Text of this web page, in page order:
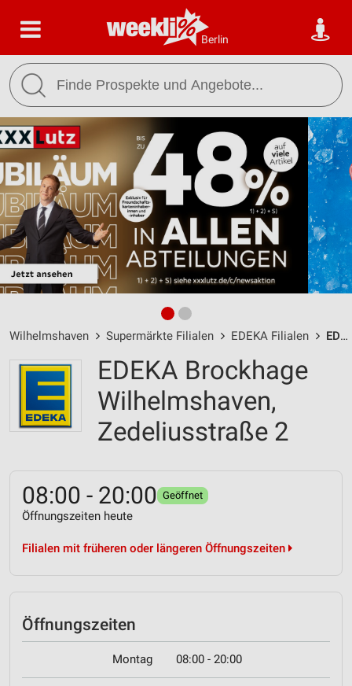
Berlin
Wilhelmshaven Supermärkte Filialen EDEKA Filialen EDEKA Brockhage Wilhelmshaven / Zedeliusstraße 2 - Öffnungszeiten & Adresse
EDEKA Brockhage
Wilhelmshaven,
Zedeliusstraße 2
08:00 - 20:00 Geöffnet
Öffnungszeiten heute
Filialen mit früheren oder längeren Öffnungszeiten
Öffnungszeiten
Montag 08:00 - 20:00